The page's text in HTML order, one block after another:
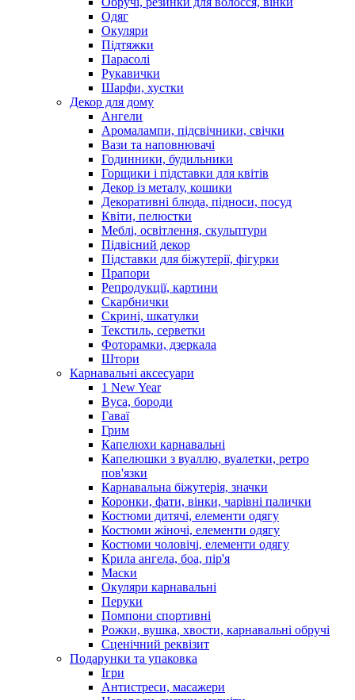
Одяг
Окуляри
Підтяжки
Парасолі
Рукавички
Шарфи, хустки
Декор для дому
Ангели
Аромалампи, підсвічники, свічки
Вази та наповнювачі
Годинники, будильники
Горщики і підставки для квітів
Декор із металу, кошики
Декоративні блюда, підноси, посуд
Квіти, пелюстки
Меблі, освітлення, скульптури
Підвісний декор
Підставки для біжутерії, фігурки
Прапори
Репродукції, картини
Скарбнички
Скрині, шкатулки
Текстиль, серветки
Фоторамки, дзеркала
Штори
Карнавальні аксесуари
1 New Year
Вуса, бороди
Гаваї
Грим
Капелюхи карнавальні
Капелюшки з вуаллю, вуалетки, ретро
пов'язки
Карнавальна біжутерія, значки
Коронки, фати, вінки, чарівні палички
Костюми дитячі, елементи одягу
Костюми жіночі, елементи одягу
Костюми чоловічі, елементи одягу
Крила ангела, боа, пір'я
Маски
Окуляри карнавальні
Перуки
Помпони спортивні
Рожки, вушка, хвости, карнавальні обручі
Сценічний реквізит
Подарунки та упаковка
Ігри
Антистреси, масажери